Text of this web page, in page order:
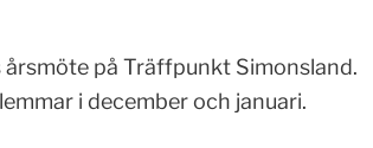
på Träffpunkt Simonsland.
i december och januari.